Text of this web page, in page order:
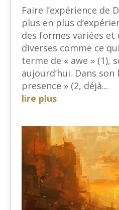
Faire l’expérience de
plus en plus
des formes variées
diverses comme ce
terme de « awe » (1),
aujourd’hui. Dans son
presence » (2, déjà...
lire plus